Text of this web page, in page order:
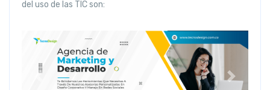
del uso de las TIC son:
Anterior Siguiente